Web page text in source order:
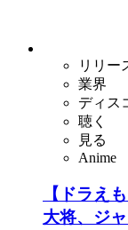
リリー
業界
ディス
聴く
見る
Anime
【ドラえ
大将、ジ